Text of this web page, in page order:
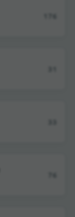
176
76